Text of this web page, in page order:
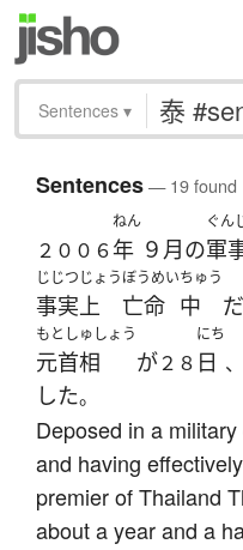
Sentences ▾
Sentences— 19 found
２００６
ねん
年 ９月の
ぐん
軍
じじつじょう
事実上
ぼうめい
亡命
ちゅう
中
もとしゅしょう
元首相 が２８
にち
日 、
した。
Deposed in a
and having
premier of Thailand
about a year and a